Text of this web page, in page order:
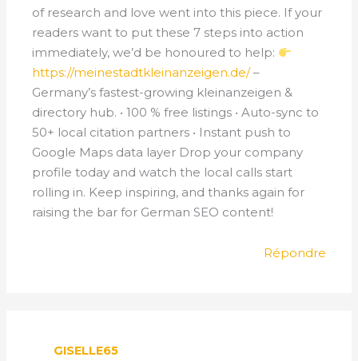
of research and love went into this piece. If your
readers want to put these 7 steps into action
immediately, we’d be honoured to help:
https://meinestadtkleinanzeigen.de/–
Germany’s fastest-growing kleinanzeigen &
directory hub. • 100 % free listings • Auto-sync to
50+ local citation partners • Instant push to
Google Maps data layer Drop your company
profile today and watch the local calls start
rolling in. Keep inspiring, and thanks again for
raising the bar for German SEO content!
Répondre
GISELLE65